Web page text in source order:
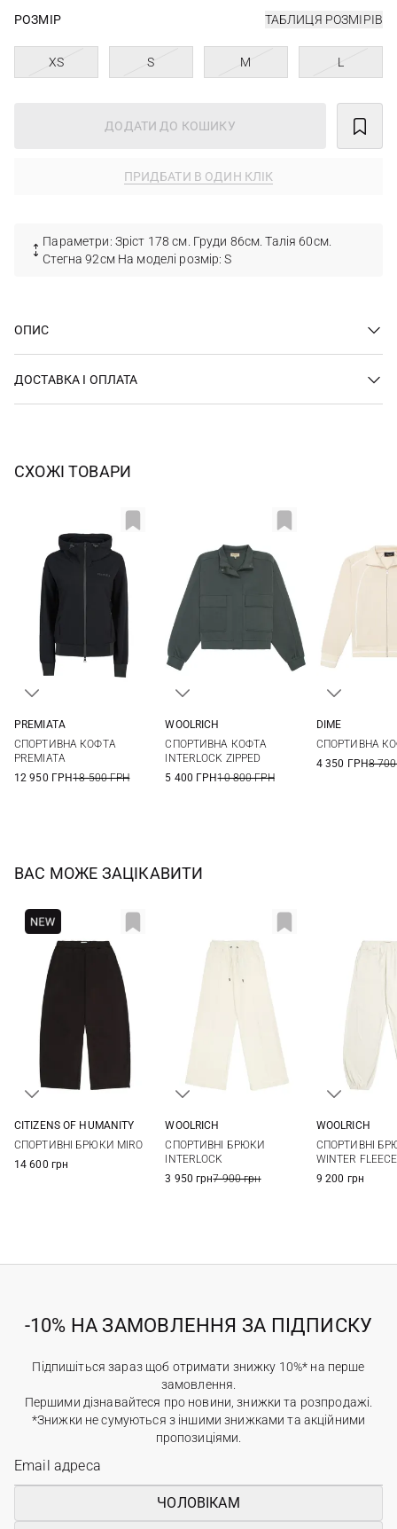
РОЗМІР ТАБЛИЦЯ РОЗМІРІВ
XS S M L
ДОДАТИ ДО КОШИКУ
ПРИДБАТИ В ОДИН КЛІК
Параметри: Зріст 178 см. Груди 86см. Талія 60см.
Стегна 92см На моделі розмір: S
ОПИС
ДОСТАВКА І ОПЛАТА
СХОЖІ ТОВАРИ
46
PREMIATA
СПОРТИВНА КОФТА
PREMIATA
12 950 ГРН18 500 ГРН
L
WOOLRICH
СПОРТИВНА КОФТА
INTERLOCK ZIPPED
5 400 ГРН10 800 ГРН
DIME
СПОРТИВНА
4 350 ГРН8
ВАС МОЖЕ ЗАЦІКАВИТИ
CITIZENS OF HUMANITY
СПОРТИВНІ БРЮКИ MIRO
14 600 грн
WOOLRICH
СПОРТИВНІ БРЮКИ
INTERLOCK
3 950 грн7 900 грн
WOOLRICH
СПОРТИВНІ
WINTER FLEECE
9 200 грн
-10% НА ЗАМОВЛЕННЯ ЗА ПІДПИСКУ
Підпишіться зараз щоб отримати знижку 10%* на перше
замовлення.
Першими дізнавайтеся про новини, знижки та розпродажі.
*Знижки не сумуються з іншими знижками та акційними
пропозиціями.
ЧОЛОВІКАМ